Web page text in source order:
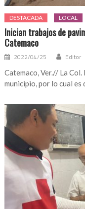
DESTACADA LOCAL
Inician trabajos de
Catemaco
2022/04/25 Editor
Catemaco, Ver.// La Col.
municipio, por lo cual es